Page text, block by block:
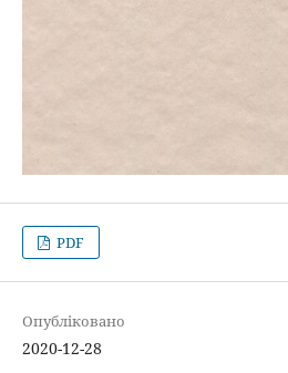
PDF
Опубліковано
2020-12-28